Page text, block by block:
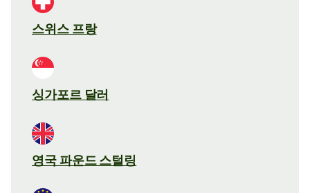
스위스 프랑
싱가포르 달러
영국 파운드 스털링